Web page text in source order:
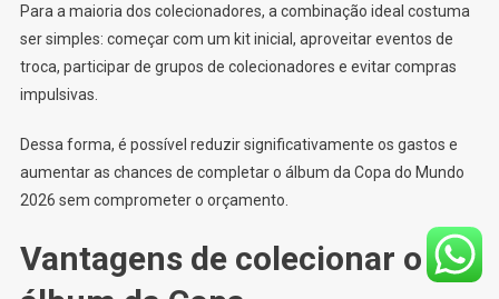
Para a maioria dos colecionadores, a combinação ideal costuma
ser simples: começar com um kit inicial, aproveitar eventos de
troca, participar de grupos de colecionadores e evitar compras
impulsivas.
Dessa forma, é possível reduzir significativamente os gastos e
aumentar as chances de completar o álbum da Copa do Mundo
2026 sem comprometer o orçamento.
Vantagens de colecionar o